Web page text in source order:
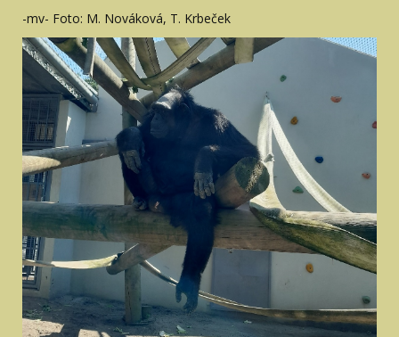
-mv- Foto: M. Nováková, T. Krbeček